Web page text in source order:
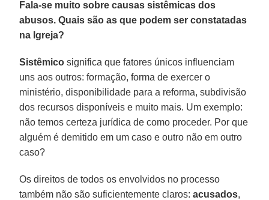
Fala-se muito sobre causas sistêmicas dos
abusos. Quais são as que podem ser constatadas
na Igreja?
Sistêmico significa que fatores únicos influenciam
uns aos outros: formação, forma de exercer o
ministério, disponibilidade para a reforma, subdivisão
dos recursos disponíveis e muito mais. Um exemplo:
não temos certeza jurídica de como proceder. Por que
alguém é demitido em um caso e outro não em outro
caso?
Os direitos de todos os envolvidos no processo
também não são suficientemente claros:acusados,